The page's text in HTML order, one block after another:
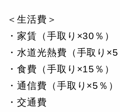
＜生活費＞
・家賃（手取り×30％）
・水道光熱費（手取り×5
・食費（手取り×15％）
・通信費（手取り×5％）
・交通費